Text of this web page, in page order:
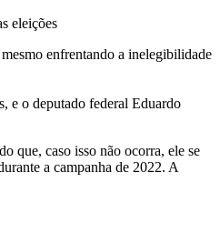
eleições
enfrentando a inelegibilidade
e o deputado federal Eduardo
que, caso isso não ocorra, ele se
a campanha de 2022. A